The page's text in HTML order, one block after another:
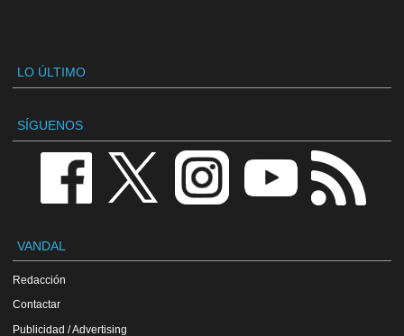
LO ÚLTIMO
SÍGUENOS
VANDAL
Redacción
Contactar
Publicidad / Advertising